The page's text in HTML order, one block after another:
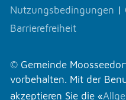
Nutzungsbedingungen |
Barrierefreiheit
© Gemeinde
vorbehalten. Mit der
akzeptieren Sie die «